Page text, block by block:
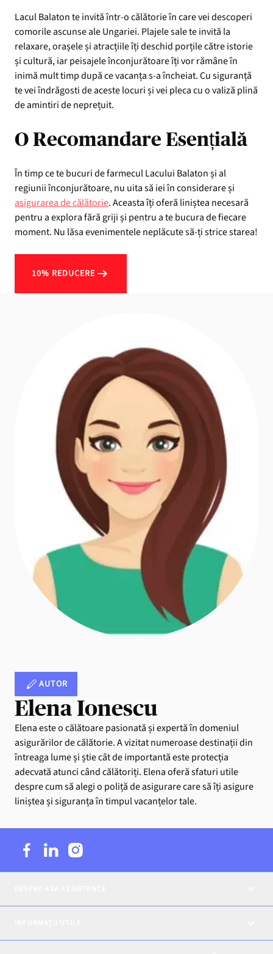
Lacul Balaton te invită într-o călătorie în care vei descoperi
comorile ascunse ale Ungariei. Plajele sale te invită la
relaxare, orașele și atracțiile îți deschid porțile către istorie
și cultură, iar peisajele înconjurătoare îți vor rămâne în
inimă mult timp după ce vacanța s-a încheiat. Cu siguranță
te vei îndrăgosti de aceste locuri și vei pleca cu o valiză plină
de amintiri de neprețuit.
O Recomandare Esențială
În timp ce te bucuri de farmecul Lacului Balaton și al
regiunii înconjurătoare, nu uita să iei în considerare și
asigurarea de călătorie. Aceasta îți oferă liniștea necesară
pentru a explora fără griji și pentru a te bucura de fiecare
moment. Nu lăsa evenimentele neplăcute să-ți strice starea!
10% REDUCERE
AUTOR
Elena Ionescu
Elena este o călătoare pasionată și expertă în domeniul
asigurărilor de călătorie. A vizitat numeroase destinații din
întreaga lume și știe cât de importantă este protecția
adecvată atunci când călătoriți. Elena oferă sfaturi utile
despre cum să alegi o poliță de asigurare care să îți asigure
liniștea și siguranța în timpul vacanțelor tale.